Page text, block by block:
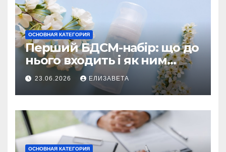
ОСНОВНАЯ КАТЕГОРИЯ
Перший БДСМ-набір: що до
нього входить і як ним
користуватися
23.06.2026 ЕЛИЗАВЕТА
ОСНОВНАЯ КАТЕГОРИЯ